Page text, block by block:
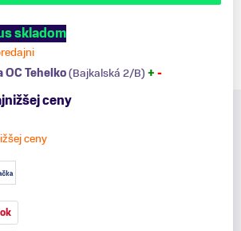
skladom
OC Tehelko(Bajkalská 2/B) + -
ceny
ceny